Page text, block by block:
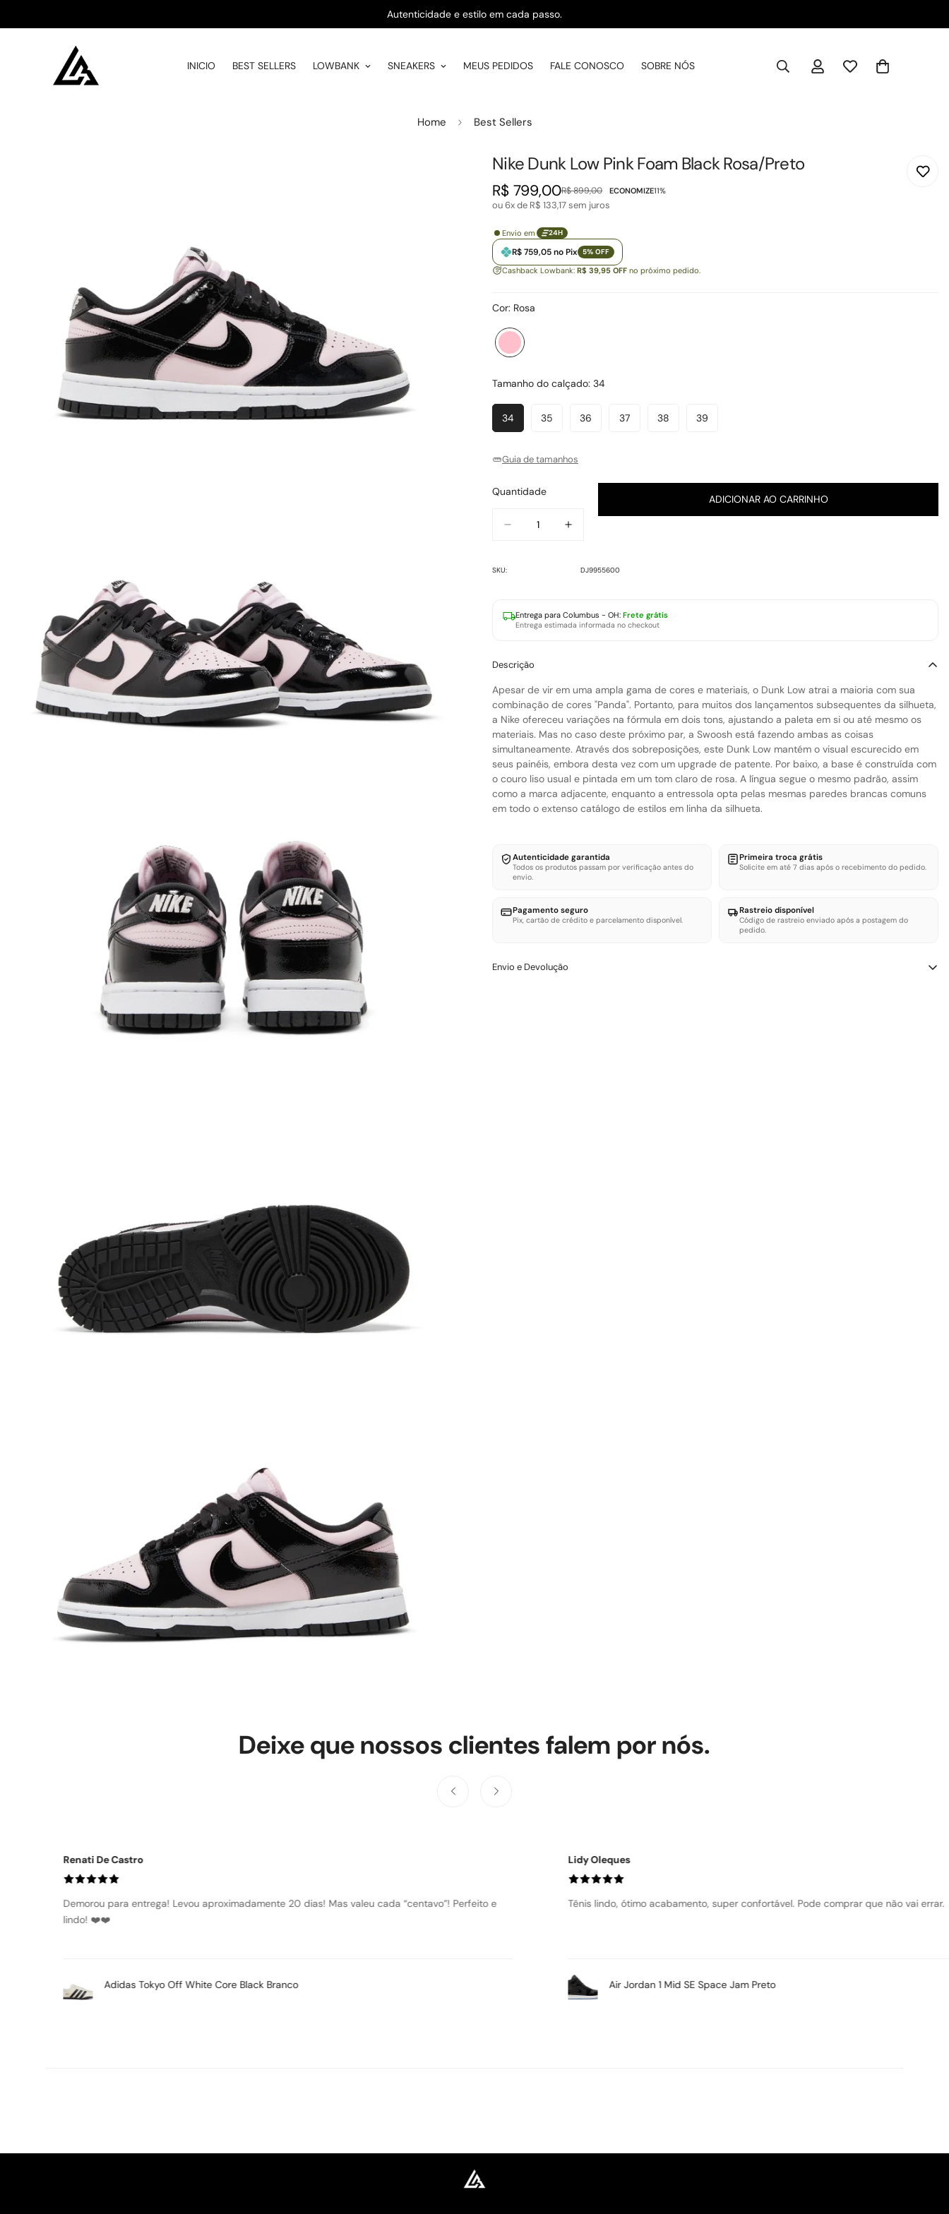
Autenticidade e estilo em cada passo.
INICIO BEST SELLERS LOWBANK SNEAKERS MEUS PEDIDOS FALE CONOSCO SOBRE NÓS
Home Best Sellers
Nike Dunk Low Pink Foam Black Rosa/Preto
Preço
de
R$ 799,00
Preço
regular
R$ 899,00 ECONOMIZE11%
ou 6x de R$ 133,17sem juros
Envio em 24H
R$ 759,05 no Pix 5% OFF
Cashback Lowbank: R$ 39,95 OFF no próximo pedido.
Cor: Rosa
Rosa
Variante
Tamanho do calçado: 34
34Variante
Esgotada
Indisponível
35Variante
Indisponível
36Variante37Variante38Variante39Variante
Guia de tamanhos
Quantidade
ADICIONAR AO CARRINHO
SKU: DJ9955600
Entrega para Columbus - OH: Frete grátis
Entrega estimada informada no checkout
Descrição
Apesar de vir em uma ampla gama de cores e materiais, o Dunk Low atrai a maioria com sua
combinação de cores "Panda". Portanto, para muitos dos lançamentos subsequentes da silhueta,
a Nike ofereceu variações na fórmula em dois tons, ajustando a paleta em si ou até mesmo os
materiais. Mas no caso deste próximo par, a Swoosh está fazendo ambas as coisas
simultaneamente. Através dos sobreposições, este Dunk Low mantém o visual escurecido em
seus painéis, embora desta vez com um upgrade de patente. Por baixo, a base é construída com
o couro liso usual e pintada em um tom claro de rosa. A língua segue o mesmo padrão, assim
como a marca adjacente, enquanto a entressola opta pelas mesmas paredes brancas comuns
em todo o extenso catálogo de estilos em linha da silhueta.
Autenticidade garantida
Todos os produtos passam por verificação antes do
envio.
Primeira troca grátis
Solicite em até 7 dias após o recebimento do pedido.
Pagamento seguro
Pix, cartão de crédito e parcelamento disponível.
Rastreio disponível
Código de rastreio enviado após a postagem do
pedido.
Envio e Devolução
Deixe que nossos clientes falem por nós.
Lidy Oleques
Tênis lindo, ótimo acabamento, super confortável. Pode comprar que não vai errar.
Air Jordan 1 Mid SE Space Jam Preto
Ercia Araujo
Ameiiii o tênis!!! Lindo, confortável, acabamento perfeito!! Valeu a pena a compra!!!